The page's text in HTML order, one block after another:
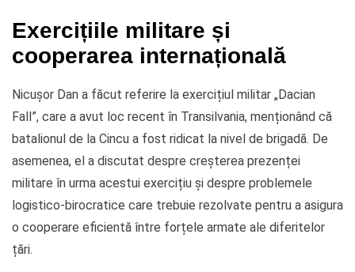
Exercițiile militare și
cooperarea internațională
Nicușor Dan a făcut referire la exercițiul militar „Dacian
Fall”, care a avut loc recent în Transilvania, menționând că
batalionul de la Cincu a fost ridicat la nivel de brigadă. De
asemenea, el a discutat despre creșterea prezenței
militare în urma acestui exercițiu și despre problemele
logistico-birocratice care trebuie rezolvate pentru a asigura
o cooperare eficientă între forțele armate ale diferitelor
țări.